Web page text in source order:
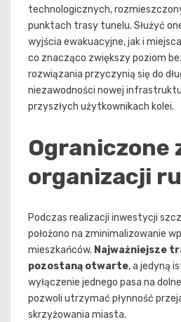
technologicznych,
punktach trasy tunelu. Służyć
wyjścia ewakuacyjne, jak i
co znacząco zwiększy poziom
rozwiązania przyczynią się do
niezawodności nowej
przyszłych użytkownikach kolei.
Ograniczone
organizacji
Podczas realizacji inwestycji
położono na zminimalizowanie
mieszkańców. Najważniejsze
pozostaną otwarte, a jedyną
wyłączenie jednego pasa na
pozwoli utrzymać płynność
skrzyżowania miasta.